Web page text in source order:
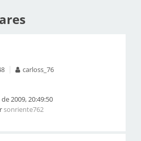
carloss_76
2009, 20:49:50
sonriente762